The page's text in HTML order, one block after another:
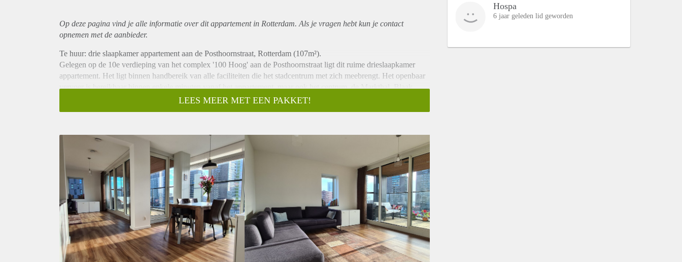
Hospa
6 jaar geleden lid geworden
Op deze pagina vind je alle informatie over ditappartementin Rotterdam. Als je vragen hebt kun je contact
opnemen met de aanbieder.
Te huur: drie slaapkamer appartement aan de Posthoornstraat, Rotterdam (107m²).
Gelegen op de 10e verdieping van het complex '100 Hoog' aan de Posthoornstraat ligt dit ruime drieslaapkamer
appartement. Het ligt binnen handbereik van alle faciliteiten die het stadcentrum met zich meebrengt. Het openbaar
vervoer is bereikbaar binnen enkele minuten vanaf het appartement, maar ook het centrum, de Markthal, Blaak,
Beurs en diverse bars en restaurants liggen op loopafstand.
De dichtstbijzijnde supermarkt vindt u al op slechts enkele meters van het complex.
Voorwaarden/bijzonderheden:
- parkeerplaats in de ondergelegen parkeergarage separaat te huur voor €150 per maand
- gestoffeerd appartement
- borg in overleg, minimaal 1maand
- vloerverwarming en -koeling
- geen huisdieren
- woningdelers toegestaan: maximaal 2 personen borgsteller wordt niet geaccepteerd
- Energielabel A
- inpandige berging beschikbaar
- huurprijs exclusief GWL, internet, TV en belastingen
Indeling
LEES MEER MET EEN PAKKET!